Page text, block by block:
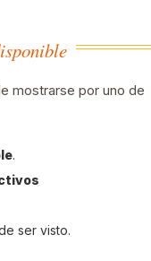
mostrarse por uno de
.
ser visto.